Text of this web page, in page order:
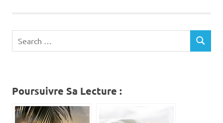
for:
SEARCH
Poursuivre Sa Lecture :